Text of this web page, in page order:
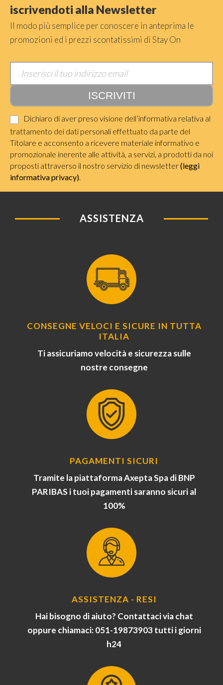
iscrivendoti alla Newsletter
Il modo più semplice per conoscere in anteprima le
promozioni ed i prezzi scontatissimi di Stay On
Dichiaro di aver preso visione dell’informativa relativa al
trattamento dei dati personali effettuato da parte del
Titolare e acconsento a ricevere materiale informativo e
promozionale inerente alle attività, a servizi, a prodotti da noi
proposti attraverso il nostro servizio di newsletter(leggi
informativa privacy).
ASSISTENZA
CONSEGNE VELOCI E SICURE IN TUTTA
ITALIA
Ti assicuriamo velocità e sicurezza sulle
nostre consegne
PAGAMENTI SICURI
Tramite la piattaforma Axepta Spa di BNP
PARIBAS i tuoi pagamenti saranno sicuri al
100%
ASSISTENZA - RESI
Hai bisogno di aiuto? Contattaci via chat
oppure chiamaci: 051-19873903 tutti i giorni
h24